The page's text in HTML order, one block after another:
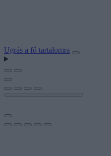
Ugrás a fő tartalomra